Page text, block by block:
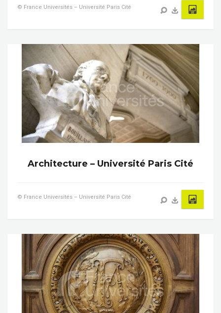
© France Universités – Université Paris Cité
Architecture – Université Paris Cité
© France Universités – Université Paris Cité